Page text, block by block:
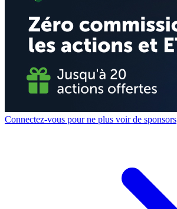
Connectez-vous pour ne plus voir de sponsors